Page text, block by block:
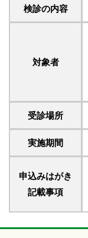
検診の内容
対象者
受診場所
実施期間
申込みはがき
記載事項